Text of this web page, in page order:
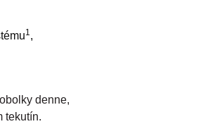
1,
denne,
tekutín.